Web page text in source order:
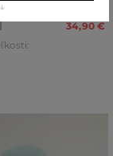
34,90 €